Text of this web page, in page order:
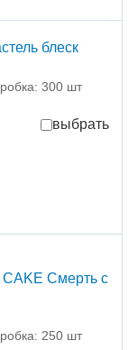
блеск
300 шт
выбрать
Смерть с
250 шт